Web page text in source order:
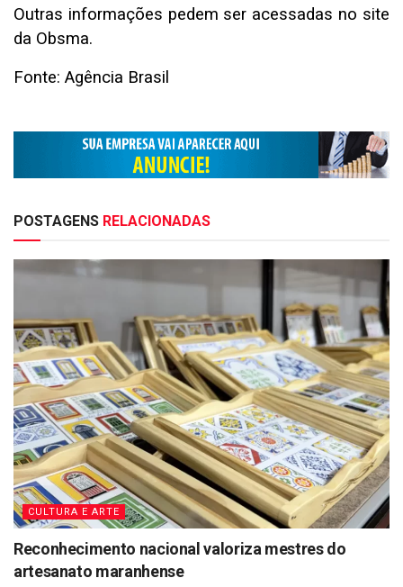
Outras informações pedem ser acessadas no site
da Obsma.
Fonte: Agência Brasil
POSTAGENS RELACIONADAS
CULTURA E ARTE
Reconhecimento nacional valoriza mestres do
artesanato maranhense